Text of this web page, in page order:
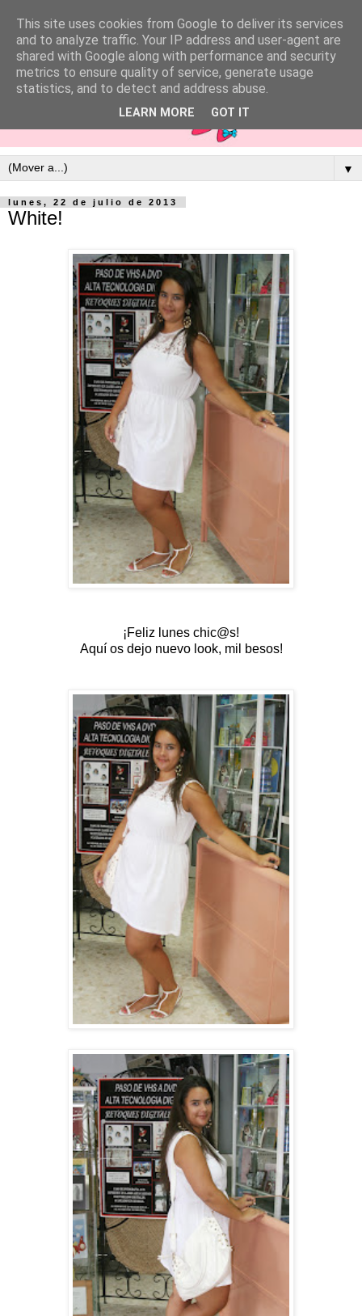
▼
lunes, 22 de julio de 2013
White!
¡Feliz lunes chic@s!
Aquí os dejo nuevo look, mil besos!
This site uses cookies from Google to deliver its services
and to analyze traffic. Your IP address and user-agent are
shared with Google along with performance and security
metrics to ensure quality of service, generate usage
statistics, and to detect and address abuse.
LEARN MORE GOT IT